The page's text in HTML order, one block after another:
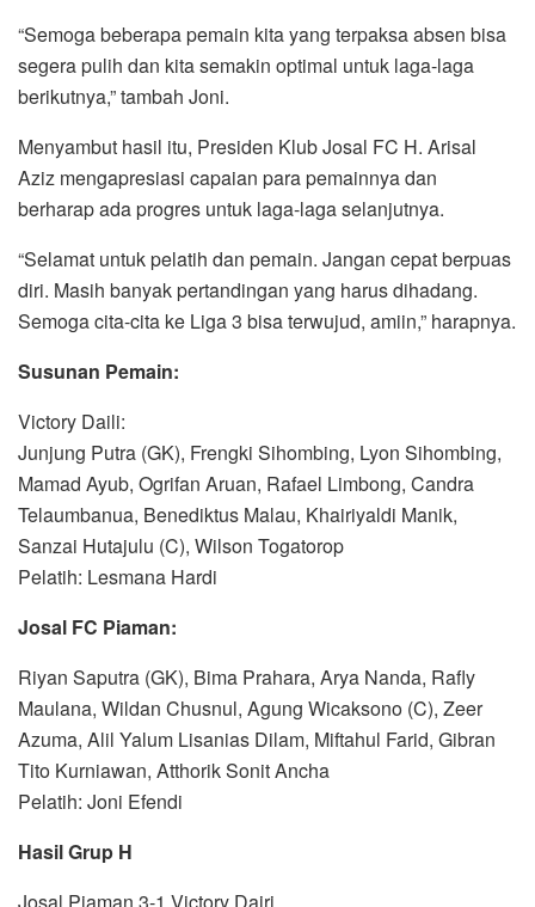
“Semoga beberapa pemain kita yang terpaksa absen bisa
segera pulih dan kita semakin optimal untuk laga-laga
berikutnya,” tambah Joni.
Menyambut hasil itu, Presiden Klub Josal FC H. Arisal
Aziz mengapresiasi capaian para pemainnya dan
berharap ada progres untuk laga-laga selanjutnya.
“Selamat untuk pelatih dan pemain. Jangan cepat berpuas
diri. Masih banyak pertandingan yang harus dihadang.
Semoga cita-cita ke Liga 3 bisa terwujud, amiin,” harapnya.
Susunan Pemain:
Victory Daili:
Junjung Putra (GK), Frengki Sihombing, Lyon Sihombing,
Mamad Ayub, Ogrifan Aruan, Rafael Limbong, Candra
Telaumbanua, Benediktus Malau, Khairiyaldi Manik,
Sanzai Hutajulu (C), Wilson Togatorop
Pelatih: Lesmana Hardi
Josal FC Piaman:
Riyan Saputra (GK), Bima Prahara, Arya Nanda, Rafly
Maulana, Wildan Chusnul, Agung Wicaksono (C), Zeer
Azuma, Alil Yalum Lisanias Dilam, Miftahul Farid, Gibran
Tito Kurniawan, Atthorik Sonit Ancha
Pelatih: Joni Efendi
Hasil Grup H